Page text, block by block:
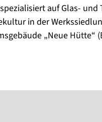
auf Glas- und
in der
„Neue Hütte“
(Bj. 1875) sind
und Flachglas den